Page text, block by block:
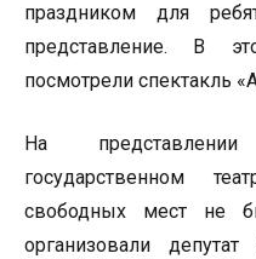
праздником для
представление. В
посмотрели спектакль
На
государственном
свободных мест не
организовали